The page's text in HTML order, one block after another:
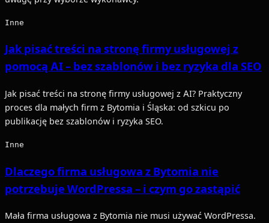
Inne
Jak pisać treści na stronę firmy usługowej z
pomocą AI – bez szablonów i bez ryzyka dla SEO
Jak pisać treści na stronę firmy usługowej z AI? Praktyczny
proces dla małych firm z Bytomia i Śląska: od szkicu po
publikację bez szablonów i ryzyka SEO.
Inne
Dlaczego firma usługowa z Bytomia nie
potrzebuje WordPressa – i czym go zastąpić
Mała firma usługowa z Bytomia nie musi używać WordPressa.